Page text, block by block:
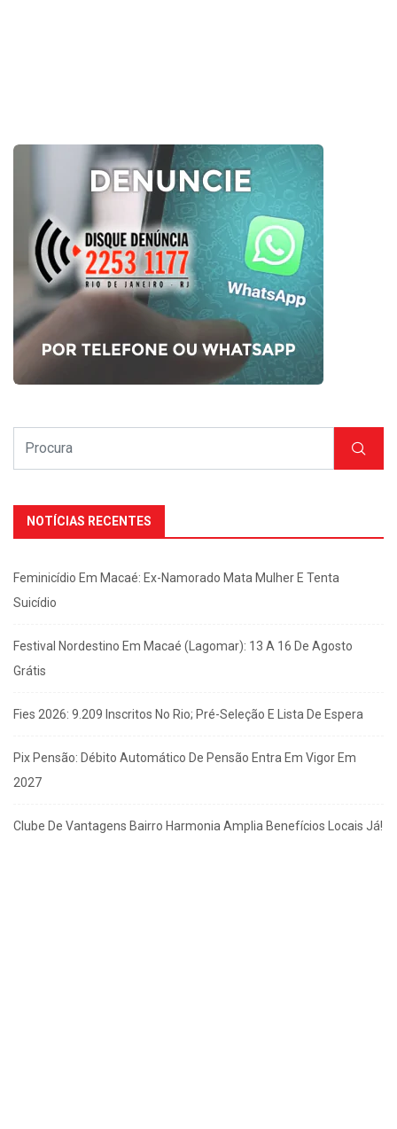
NOTÍCIAS RECENTES
Feminicídio Em Macaé: Ex-Namorado Mata Mulher E Tenta
Suicídio
Festival Nordestino Em Macaé (Lagomar): 13 A 16 De Agosto
Grátis
Fies 2026: 9.209 Inscritos No Rio; Pré-Seleção E Lista De Espera
Pix Pensão: Débito Automático De Pensão Entra Em Vigor Em
2027
Clube De Vantagens Bairro Harmonia Amplia Benefícios Locais Já!